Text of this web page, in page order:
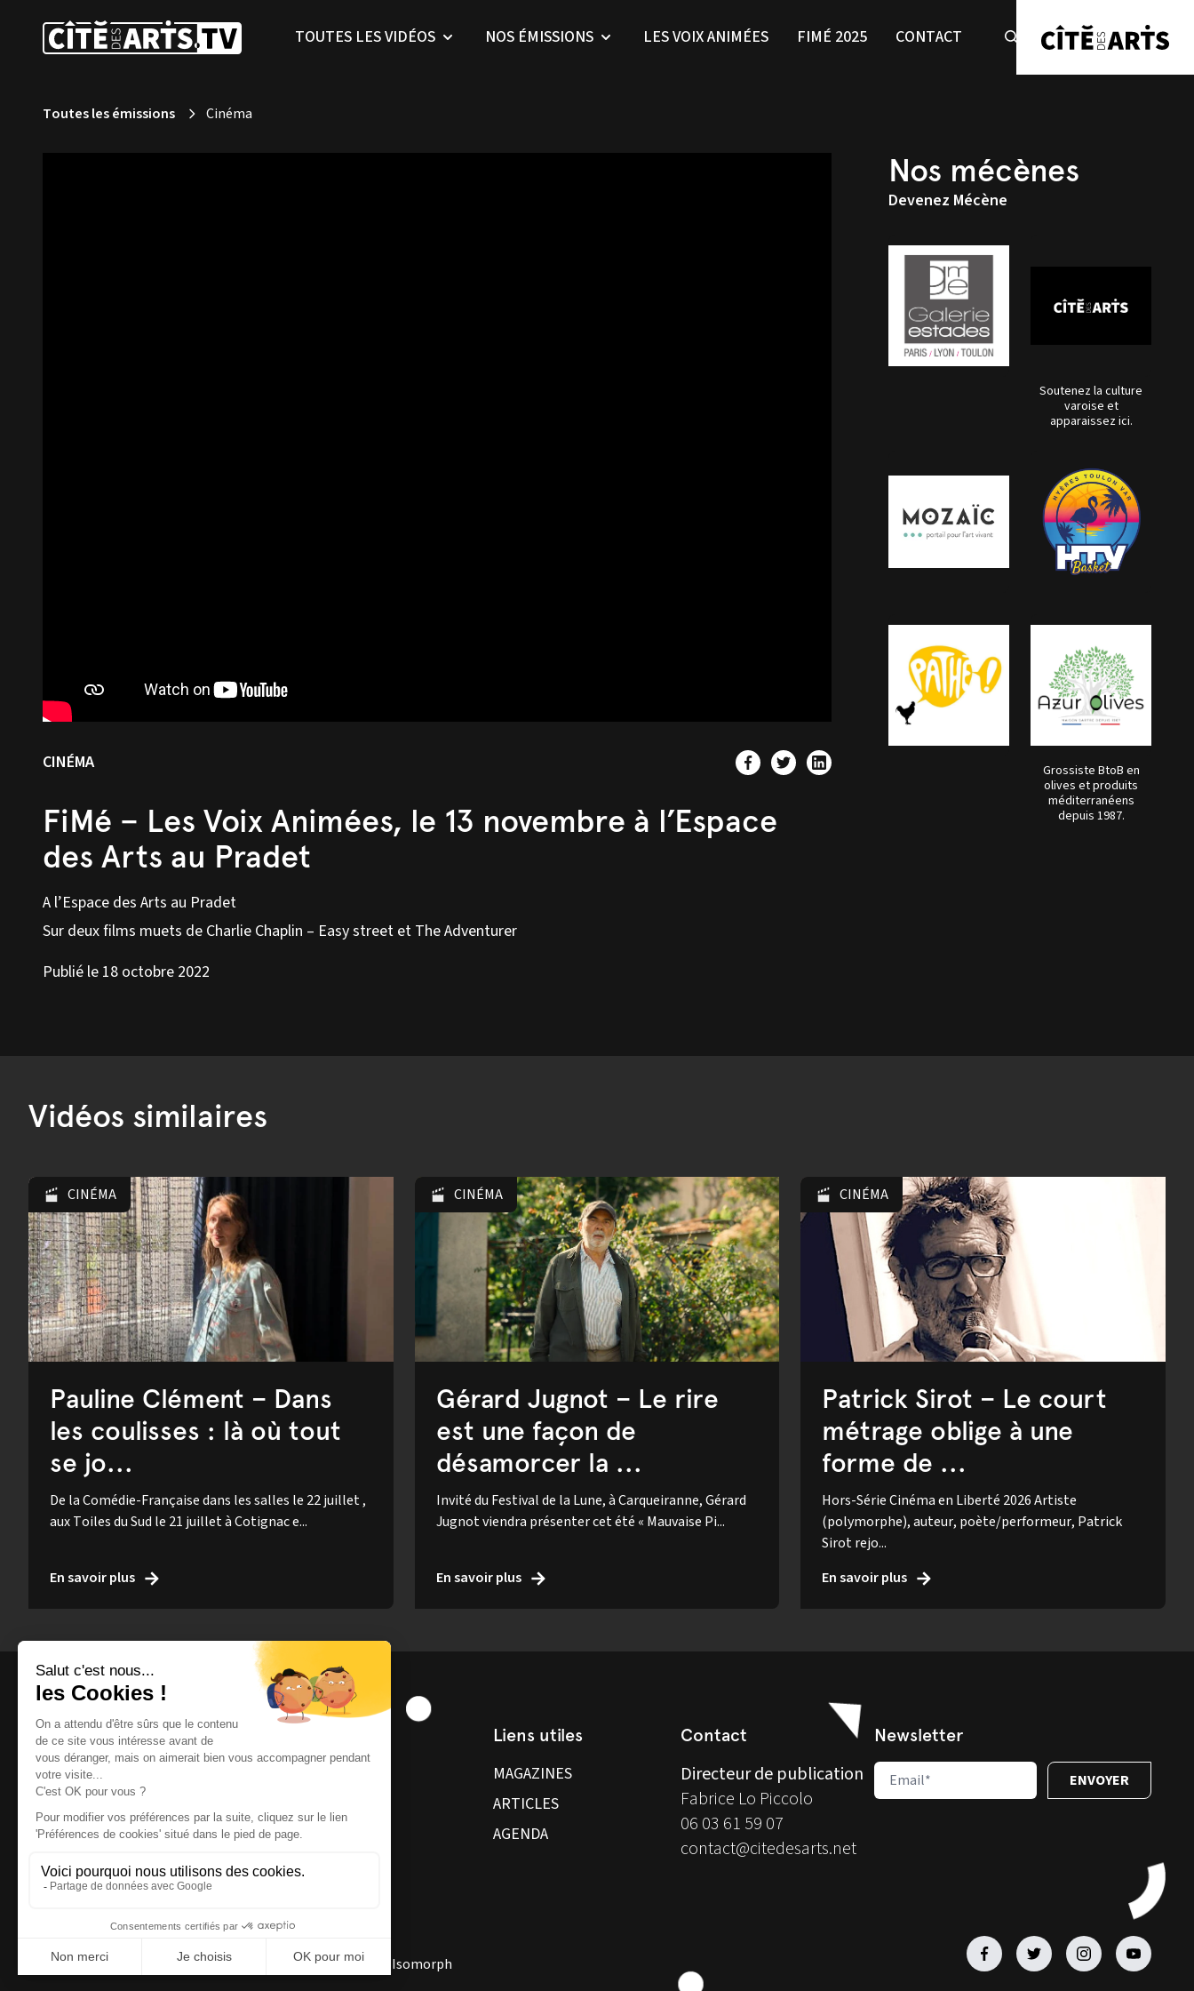
TOUTES LES VIDÉOS NOS ÉMISSIONS LES VOIX ANIMÉES FIMÉ 2025 CONTACT
Toutes les émissions Cinéma
CINÉMA
FiMé – Les Voix Animées, le 13 novembre à l’Espace
des Arts au Pradet
A l’Espace des Arts au Pradet
Sur deux films muets de Charlie Chaplin – Easy street et The Adventurer
Publié le 18 octobre 2022
Nos mécènes
Devenez Mécène
Soutenez la culture
varoise et
apparaissez ici.
Grossiste BtoB en
olives et produits
méditerranéens
depuis 1987.
Vidéos similaires
CINÉMA
Pauline Clément – Dans
les coulisses : là où tout
se jo...
De la Comédie-Française dans les salles le 22 juillet ,
aux Toiles du Sud le 21 juillet à Cotignac e...
En savoir plus
CINÉMA
Gérard Jugnot – Le rire
est une façon de
désamorcer la ...
Invité du Festival de la Lune, à Carqueiranne, Gérard
Jugnot viendra présenter cet été « Mauvaise Pi...
En savoir plus
CINÉMA
Patrick Sirot – Le court
métrage oblige à une
forme de ...
Hors-Série Cinéma en Liberté 2026 Artiste
(polymorphe), auteur, poète/performeur, Patrick
Sirot rejo...
En savoir plus
Magazine et site internet culturels varois.
Liens utiles
MAGAZINES
ARTICLES
AGENDA
Contact
Directeur de publication
Fabrice Lo Piccolo
06 03 61 59 07
contact@citedesarts.net
Newsletter
Termes et conditions
|Gestion des cookies Réalisation Isomorph FacebookFacebookFacebookFacebook